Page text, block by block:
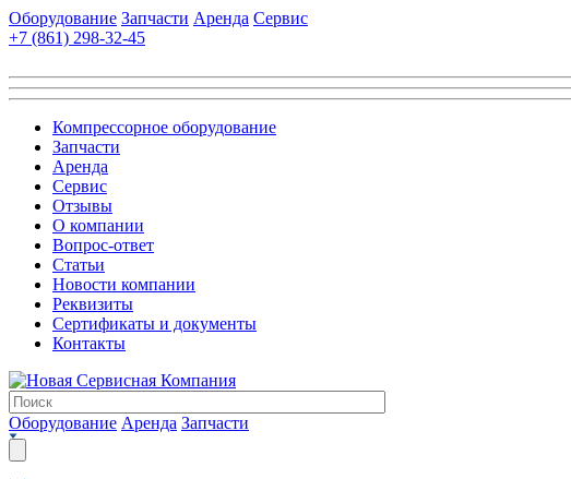
Оборудование Запчасти Аренда Сервис
+7 (861) 298-32-45
Компрессорное оборудование
Запчасти
Аренда
Сервис
Отзывы
О компании
Вопрос-ответ
Статьи
Новости компании
Реквизиты
Сертификаты и документы
Контакты
Оборудование Аренда Запчасти